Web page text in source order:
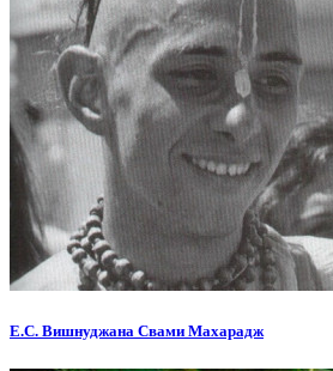
Е.С. Вишнуджана Свами Махарадж